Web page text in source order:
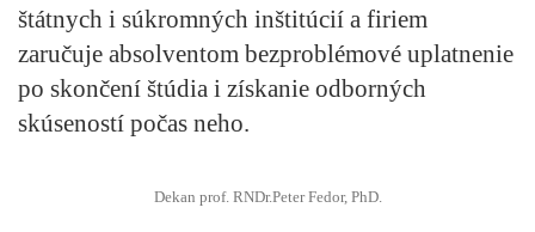
štátnych i súkromných inštitúcií a firiem
zaručuje absolventom bezproblémové uplatnenie
po skončení štúdia i získanie odborných
skúseností počas neho.
Dekan prof. RNDr.Peter Fedor, PhD.